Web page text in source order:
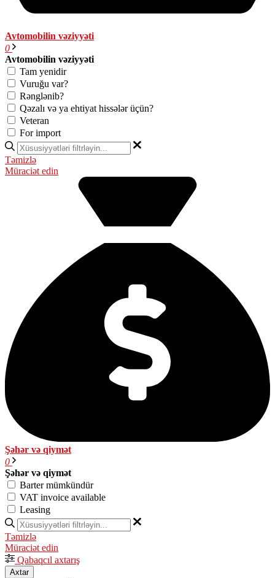
Avtomobilin vəziyyəti
0
Avtomobilin vəziyyəti
Tam yenidir
Vuruğu var?
Rənglənib?
Qəzalı və ya ehtiyat hissələr üçün?
Veteran
For import
Təmizlə
Müraciət edin
Şəhər və qiymət
0
Şəhər və qiymət
Barter mümkündür
VAT invoice available
Leasing
Təmizlə
Müraciət edin
Qabaqcıl axtarış
Axtar